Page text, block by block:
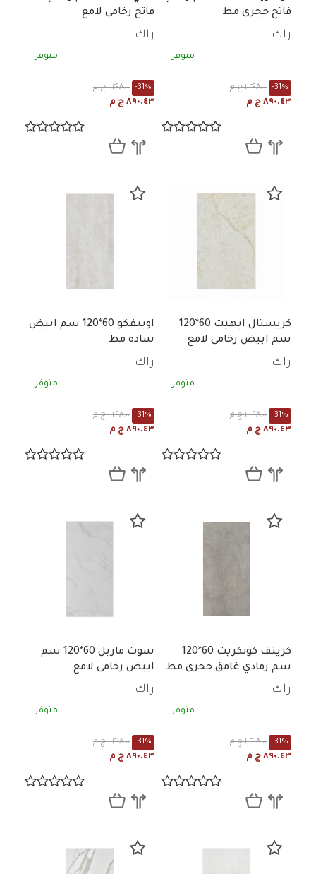
فاتح حجرى مط
راك
متوفر
١,٢٩٨.٠٠ ج م -31%
٨٩٠.٤٣ ج م
فاتح رخامى لامع
راك
متوفر
١,٢٩٨.٠٠ ج م -31%
٨٩٠.٤٣ ج م
كريستال ايهيت 60*120
سم ابيض رخامى لامع
راك
متوفر
١,٢٩٨.٠٠ ج م -31%
٨٩٠.٤٣ ج م
اوبيفكو 60*120 سم ابيض
ساده مط
راك
متوفر
١,٢٩٨.٠٠ ج م -31%
٨٩٠.٤٣ ج م
كريتف كونكريت 60*120
سم رمادي غامق حجرى مط
راك
متوفر
١,٢٩٨.٠٠ ج م -31%
٨٩٠.٤٣ ج م
سوت ماربل 60*120 سم
ابيض رخامى لامع
راك
متوفر
١,٢٩٨.٠٠ ج م -31%
٨٩٠.٤٣ ج م